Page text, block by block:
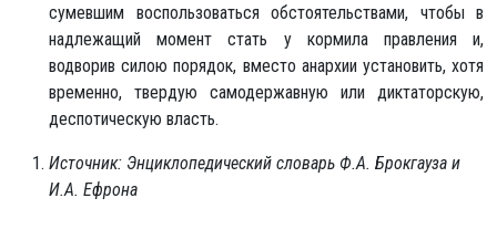
сумевшим воспользоваться обстоятельствами, чтобы в
надлежащий момент стать у кормила правления и,
водворив силою порядок, вместо анархии установить, хотя
временно, твердую самодержавную или диктаторскую,
деспотическую власть.
Источник: Энциклопедический словарь Ф.А. Брокгауза и
И.А. Ефрона